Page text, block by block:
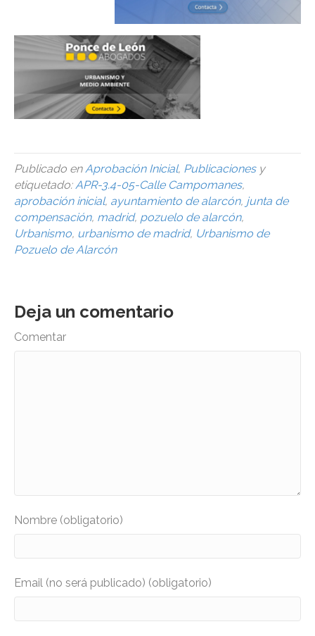
Publicado en Aprobación Inicial, Publicacionesy
etiquetado: APR-3.4-05-Calle Campomanes,
aprobación inicial, ayuntamiento de alarcón, junta de
compensación, madrid, pozuelo de alarcón,
Urbanismo, urbanismo de madrid, Urbanismo de
Pozuelo de Alarcón
Deja un comentario
Comentar
Nombre (obligatorio)
Email (no será publicado) (obligatorio)